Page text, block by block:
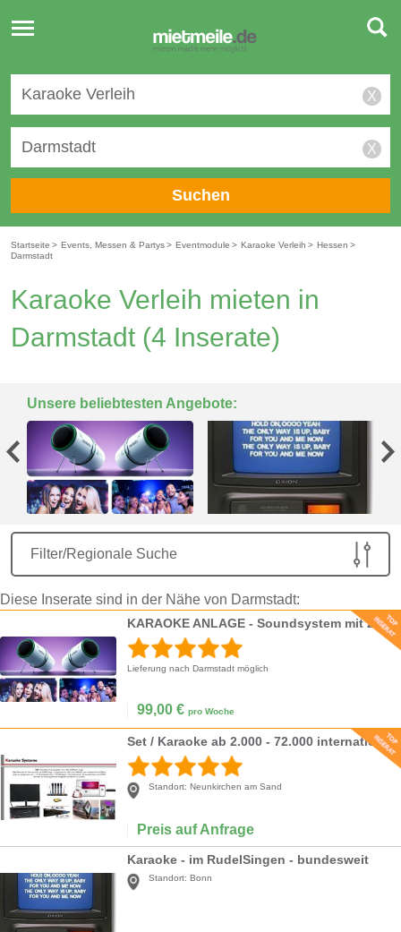
Toggle
navigation
X
X
Suchen
Startseite > Events, Messen & Partys> Eventmodule > Karaoke Verleih > Hessen >
Darmstadt
Karaoke Verleih mieten in
Darmstadt (4 Inserate)
Unsere beliebtesten Angebote:
Filter/Regionale Suche
Diese Inserate sind in der Nähe von Darmstadt:
KARAOKE ANLAGE - Soundsystem mit Zwei Mikros inkl. Lieferservice
Lieferung nach Darmstadt möglich
99,00 € pro Woche
Set / Karaoke ab 2.000 - 72.000 internationale und deutsche Titel / Karaoke Verleih
Standort: Neunkirchen am Sand
Preis auf Anfrage
Karaoke - im RudelSingen - bundesweit
Standort: Bonn